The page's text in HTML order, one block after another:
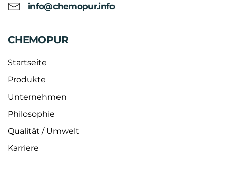
info@chemopur.info
CHEMOPUR
Startseite
Produkte
Unternehmen
Philosophie
Qualität / Umwelt
Karriere